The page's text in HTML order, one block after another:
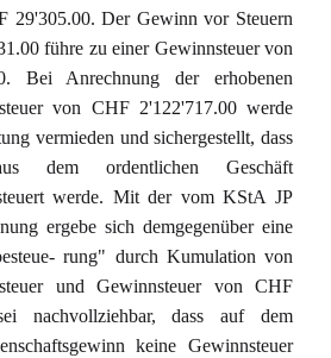
29'305.00. Der Gewinn vor Steuern
führe zu einer Gewinnsteuer von
Bei Anrechnung der erhobenen
von CHF 2'122'717.00 werde
vermieden und sichergestellt, dass
dem ordentlichen Geschäft
werde. Mit der vom KStA JP
ergebe sich demgegenüber eine
rung" durch Kumulation von
und Gewinnsteuer von CHF
nachvollziehbar, dass auf dem
keine Gewinnsteuer